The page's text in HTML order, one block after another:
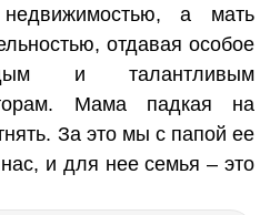
а мать
отдавая особое
и талантливым
Мама падкая на
За это мы с папой ее
и для нее семья – это